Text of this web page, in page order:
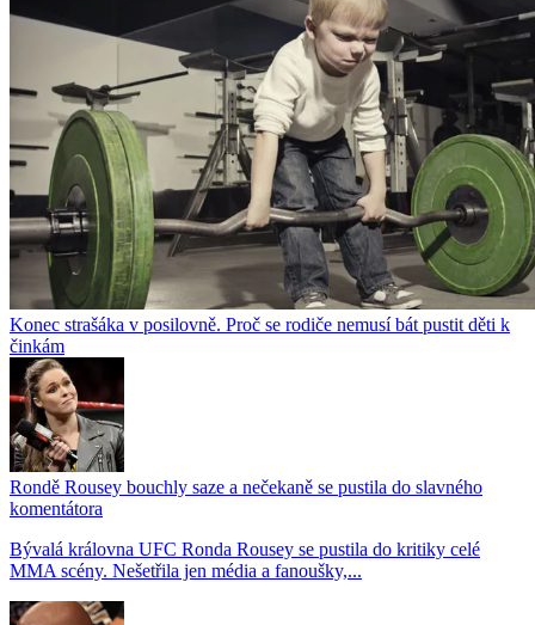
Konec strašáka v posilovně. Proč se rodiče nemusí bát pustit děti k
činkám
Rondě Rousey bouchly saze a nečekaně se pustila do slavného
komentátora
Bývalá královna UFC Ronda Rousey se pustila do kritiky celé
MMA scény. Nešetřila jen média a fanoušky,...